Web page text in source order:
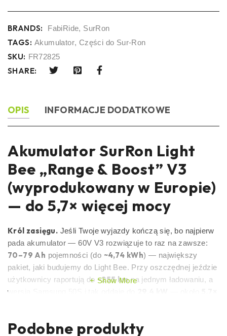
BRANDS: FabiRide, SurRon
TAGS: Akumulator, Części do Sur-Ron
SKU: FR72825
SHARE:
OPIS INFORMACJE DODATKOWE
Akumulator SurRon Light
Bee „Range & Boost” V3
(wyprodukowany w Europie)
— do 5,7× więcej mocy
Król zasięgu. Jeśli Twoje wyjazdy kończą się, bo najpierw
pada akumulator — 60V V3 rozwiązuje to raz na zawsze:
70–79 Ah pojemności (do ~4,74 kWh) — największy
pakiet, jaki budujemy do Light Bee. Przy oszczędnej jeździe
użytkownicy raportują do ~255 kmna jednym ładowaniu, a
wersja Samsung 50S i tak oddaje do
Wybierz ogniwa:Samsung 35E lub LG M58T —
Show More
Podobne produkty